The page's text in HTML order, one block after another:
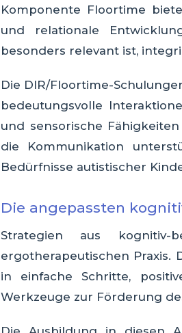
Komponente Floortime
und relationale
besonders relevant ist,
Die DIR/Floortime-
bedeutungsvolle
und sensorische
die Kommunikation
Bedürfnisse autistischer
Die angepassten
Strategien aus
ergotherapeutischen Praxis.
in einfache Schritte,
Werkzeuge zur Förderung